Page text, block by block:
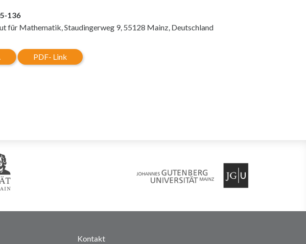
136
für Mathematik, Staudingerweg 9, 55128 Mainz, Deutschland
PDF- Link
Kontakt